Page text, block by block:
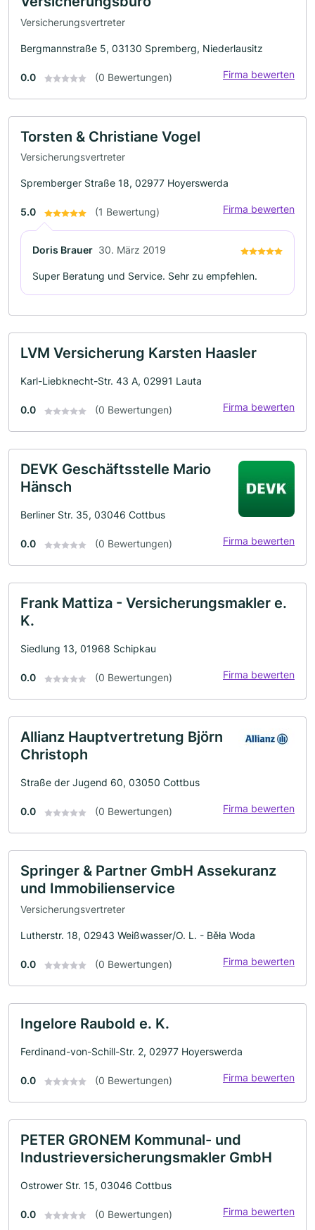
Versicherungsvertreter
Bergmannstraße 5, 03130 Spremberg, Niederlausitz
0.0 (0 Bewertungen) Firma bewerten
Torsten & Christiane Vogel
Versicherungsvertreter
Spremberger Straße 18, 02977 Hoyerswerda
5.0 (1 Bewertung) Firma bewerten
Doris Brauer 30. März 2019
Super Beratung und Service. Sehr zu empfehlen.
LVM Versicherung Karsten Haasler
Karl-Liebknecht-Str. 43 A, 02991 Lauta
0.0 (0 Bewertungen) Firma bewerten
DEVK Geschäftsstelle Mario
Hänsch
Berliner Str. 35, 03046 Cottbus
0.0 (0 Bewertungen) Firma bewerten
Frank Mattiza - Versicherungsmakler e.
K.
Siedlung 13, 01968 Schipkau
0.0 (0 Bewertungen) Firma bewerten
Allianz Hauptvertretung Björn
Christoph
Straße der Jugend 60, 03050 Cottbus
0.0 (0 Bewertungen) Firma bewerten
Springer & Partner GmbH Assekuranz
und Immobilienservice
Versicherungsvertreter
Lutherstr. 18, 02943 Weißwasser/O. L. - Běła Woda
0.0 (0 Bewertungen) Firma bewerten
Ingelore Raubold e. K.
Ferdinand-von-Schill-Str. 2, 02977 Hoyerswerda
0.0 (0 Bewertungen) Firma bewerten
PETER GRONEM Kommunal- und
Industrieversicherungsmakler GmbH
Ostrower Str. 15, 03046 Cottbus
0.0 (0 Bewertungen) Firma bewerten